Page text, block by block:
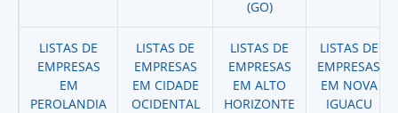
(GO)
LISTAS DE
EMPRESAS
EM
PEROLANDIA
LISTAS DE
EMPRESAS
EM CIDADE
OCIDENTAL
LISTAS DE
EMPRESAS
EM ALTO
HORIZONTE
LISTAS DE
EMPRESAS
EM NOVA
IGUACU